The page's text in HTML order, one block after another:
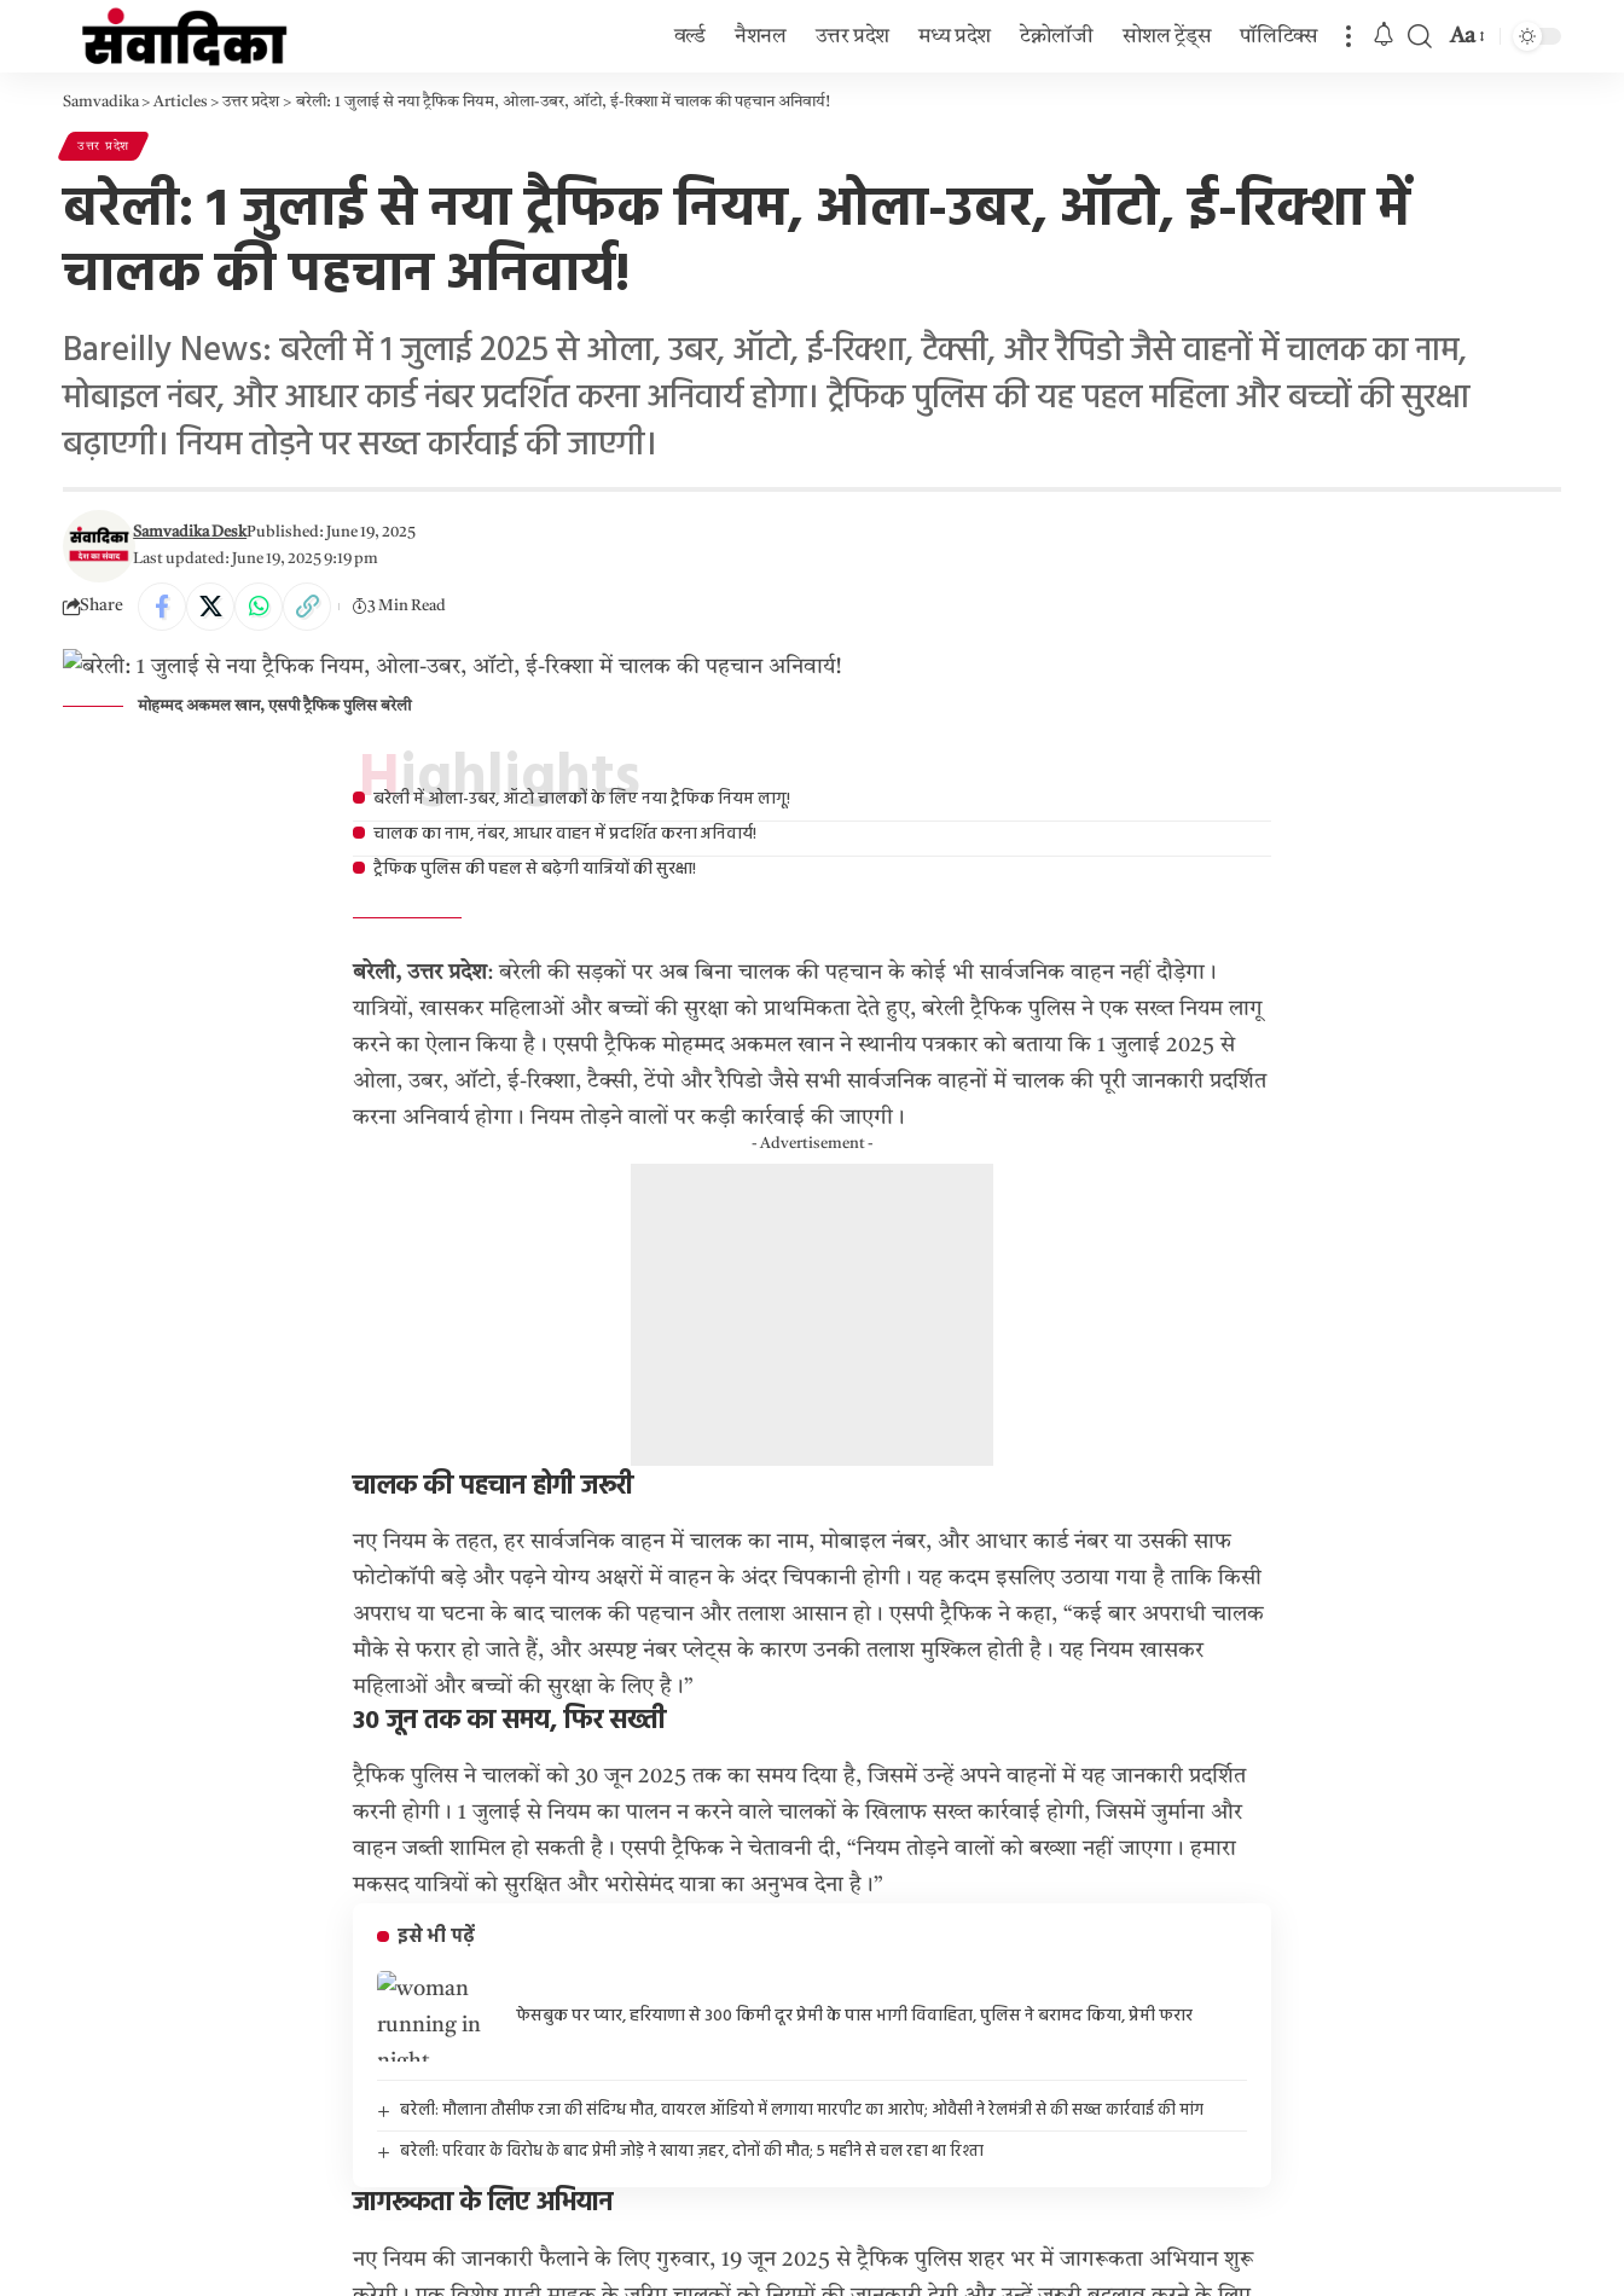
वर्ल्ड नैशनल उत्तर प्रदेश मध्य प्रदेश टेक्नोलॉजी सोशल ट्रेंड्स पॉलिटिक्स Aa
Samvadika>Articles >उत्तर प्रदेश>बरेली: 1 जुलाई से नया ट्रैफिक नियम, ओला-उबर, ऑटो, ई-रिक्शा में चालक की पहचान अनिवार्य!
उत्तर प्रदेश
बरेली: 1 जुलाई से नया ट्रैफिक नियम, ओला-उबर, ऑटो, ई-रिक्शा में
चालक की पहचान अनिवार्य!
Bareilly News: बरेली में 1 जुलाई 2025 से ओला, उबर, ऑटो, ई-रिक्शा, टैक्सी, और रैपिडो जैसे वाहनों में चालक का नाम,
मोबाइल नंबर, और आधार कार्ड नंबर प्रदर्शित करना अनिवार्य होगा। ट्रैफिक पुलिस की यह पहल महिला और बच्चों की सुरक्षा
बढ़ाएगी। नियम तोड़ने पर सख्त कार्रवाई की जाएगी।
Last updated: June 19, 2025 9:19 pm
Samvadika DeskPublished: June 19, 2025
Share 3 Min Read
मोहम्मद अकमल खान, एसपी ट्रैफिक पुलिस बरेली
Highlights
बरेली में ओला-उबर, ऑटो चालकों के लिए नया ट्रैफिक नियम लागू!
चालक का नाम, नंबर, आधार वाहन में प्रदर्शित करना अनिवार्य!
ट्रैफिक पुलिस की पहल से बढ़ेगी यात्रियों की सुरक्षा!
बरेली, उत्तर प्रदेश: बरेली की सड़कों पर अब बिना चालक की पहचान के कोई भी सार्वजनिक वाहन नहीं दौड़ेगा।
यात्रियों, खासकर महिलाओं और बच्चों की सुरक्षा को प्राथमिकता देते हुए, बरेली ट्रैफिक पुलिस ने एक सख्त नियम लागू
करने का ऐलान किया है। एसपी ट्रैफिक मोहम्मद अकमल खान ने स्थानीय पत्रकार को बताया कि 1 जुलाई 2025 से
ओला, उबर, ऑटो, ई-रिक्शा, टैक्सी, टेंपो और रैपिडो जैसे सभी सार्वजनिक वाहनों में चालक की पूरी जानकारी प्रदर्शित
करना अनिवार्य होगा। नियम तोड़ने वालों पर कड़ी कार्रवाई की जाएगी।
- Advertisement -
चालक की पहचान होगी जरूरी
नए नियम के तहत, हर सार्वजनिक वाहन में चालक का नाम, मोबाइल नंबर, और आधार कार्ड नंबर या उसकी साफ
फोटोकॉपी बड़े और पढ़ने योग्य अक्षरों में वाहन के अंदर चिपकानी होगी। यह कदम इसलिए उठाया गया है ताकि किसी
अपराध या घटना के बाद चालक की पहचान और तलाश आसान हो। एसपी ट्रैफिक ने कहा, “कई बार अपराधी चालक
मौके से फरार हो जाते हैं, और अस्पष्ट नंबर प्लेट्स के कारण उनकी तलाश मुश्किल होती है। यह नियम खासकर
महिलाओं और बच्चों की सुरक्षा के लिए है।”
30 जून तक का समय, फिर सख्ती
ट्रैफिक पुलिस ने चालकों को 30 जून 2025 तक का समय दिया है, जिसमें उन्हें अपने वाहनों में यह जानकारी प्रदर्शित
करनी होगी। 1 जुलाई से नियम का पालन न करने वाले चालकों के खिलाफ सख्त कार्रवाई होगी, जिसमें जुर्माना और
वाहन जब्ती शामिल हो सकती है। एसपी ट्रैफिक ने चेतावनी दी, “नियम तोड़ने वालों को बख्शा नहीं जाएगा। हमारा
मकसद यात्रियों को सुरक्षित और भरोसेमंद यात्रा का अनुभव देना है।”
इसे भी पढ़ें
फेसबुक पर प्यार, हरियाणा से 300 किमी दूर प्रेमी के पास भागी विवाहिता, पुलिस ने बरामद किया, प्रेमी फरार
बरेली: मौलाना तौसीफ रजा की संदिग्ध मौत, वायरल ऑडियो में लगाया मारपीट का आरोप; ओवैसी ने रेलमंत्री से की सख्त कार्रवाई की मांग
बरेली: परिवार के विरोध के बाद प्रेमी जोड़े ने खाया ज़हर, दोनों की मौत; 5 महीने से चल रहा था रिश्ता
जागरूकता के लिए अभियान
नए नियम की जानकारी फैलाने के लिए गुरुवार, 19 जून 2025 से ट्रैफिक पुलिस शहर भर में जागरूकता अभियान शुरू